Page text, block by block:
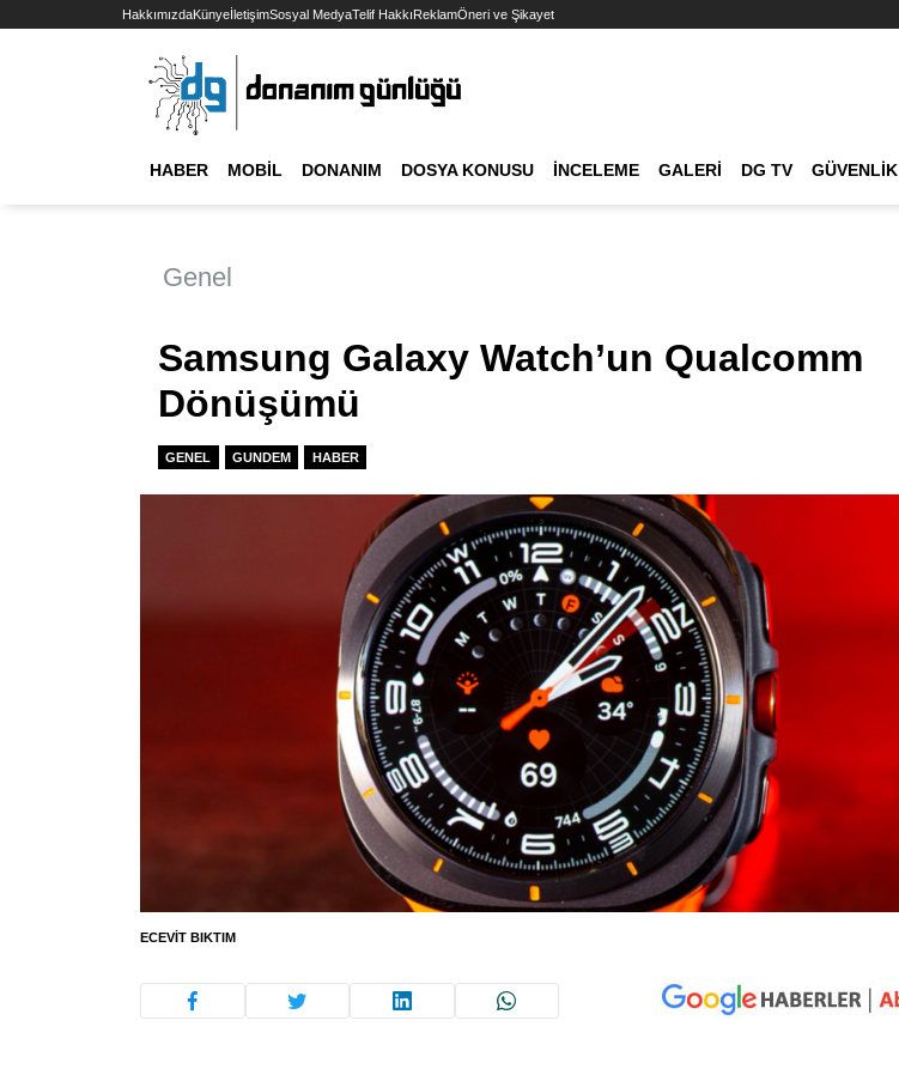
HakkımızdaKünyeİletişimSosyal MedyaTelif HakkıReklamÖneri ve Şikayet
HABER MOBIL DONANIM DOSYA KONUSU İNCELEME GALERI DG TV GÜVENLIK
Genel
Samsung Galaxy Watch’un Qualcomm
Dönüşümü
GENEL GUNDEM HABER
ECEVIT BIKTIM